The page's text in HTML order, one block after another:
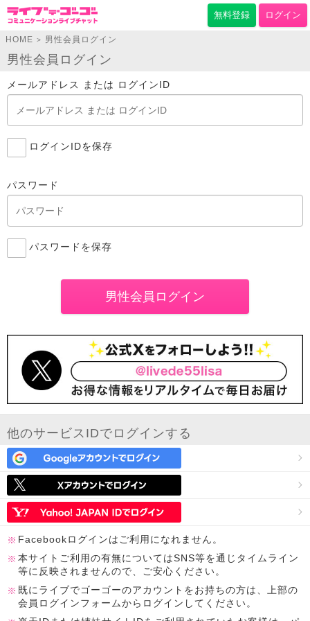
無料登録 ログイン
HOME > 男性会員ログイン
男性会員ログイン
メールアドレス または ログインID
ログインIDを保存
パスワード
パスワードを保存
他のサービスIDでログインする
Facebookログインはご利用になれません。
本サイトご利用の有無についてはSNS等を通じタイムライン
等に反映されませんので、ご安心ください。
既にライブでゴーゴーのアカウントをお持ちの方は、上部の
会員ログインフォームからログインしてください。